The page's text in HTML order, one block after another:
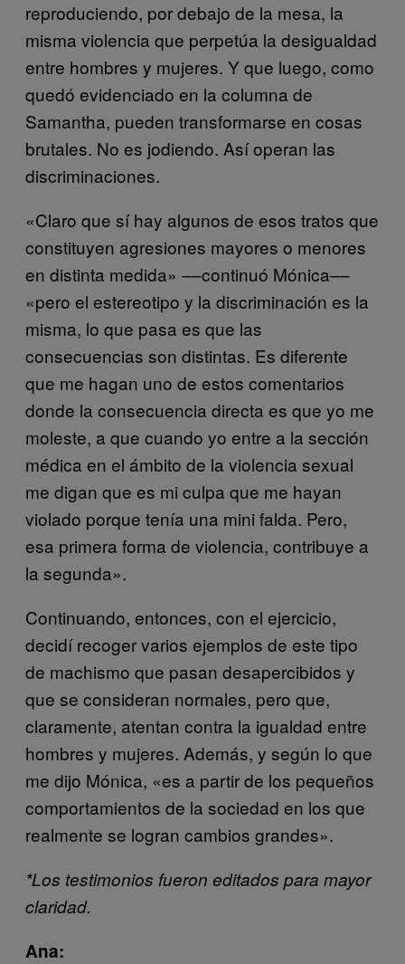
reproduciendo, por debajo de la mesa, la
misma violencia que perpetúa la desigualdad
entre hombres y mujeres. Y que luego, como
quedó evidenciado en la columna de
Samantha, pueden transformarse en cosas
brutales. No es jodiendo. Así operan las
discriminaciones.
«Claro que sí hay algunos de esos tratos que
constituyen agresiones mayores o menores
en distinta medida» ––continuó Mónica––
«pero el estereotipo y la discriminación es la
misma, lo que pasa es que las
consecuencias son distintas. Es diferente
que me hagan uno de estos comentarios
donde la consecuencia directa es que yo me
moleste, a que cuando yo entre a la sección
médica en el ámbito de la violencia sexual
me digan que es mi culpa que me hayan
violado porque tenía una mini falda. Pero,
esa primera forma de violencia, contribuye a
la segunda».
Continuando, entonces, con el ejercicio,
decidí recoger varios ejemplos de este tipo
de machismo que pasan desapercibidos y
que se consideran normales, pero que,
claramente, atentan contra la igualdad entre
hombres y mujeres. Además, y según lo que
me dijo Mónica, «es a partir de los pequeños
comportamientos de la sociedad en los que
realmente se logran cambios grandes».
*Los testimonios fueron editados para mayor
claridad.
Ana: